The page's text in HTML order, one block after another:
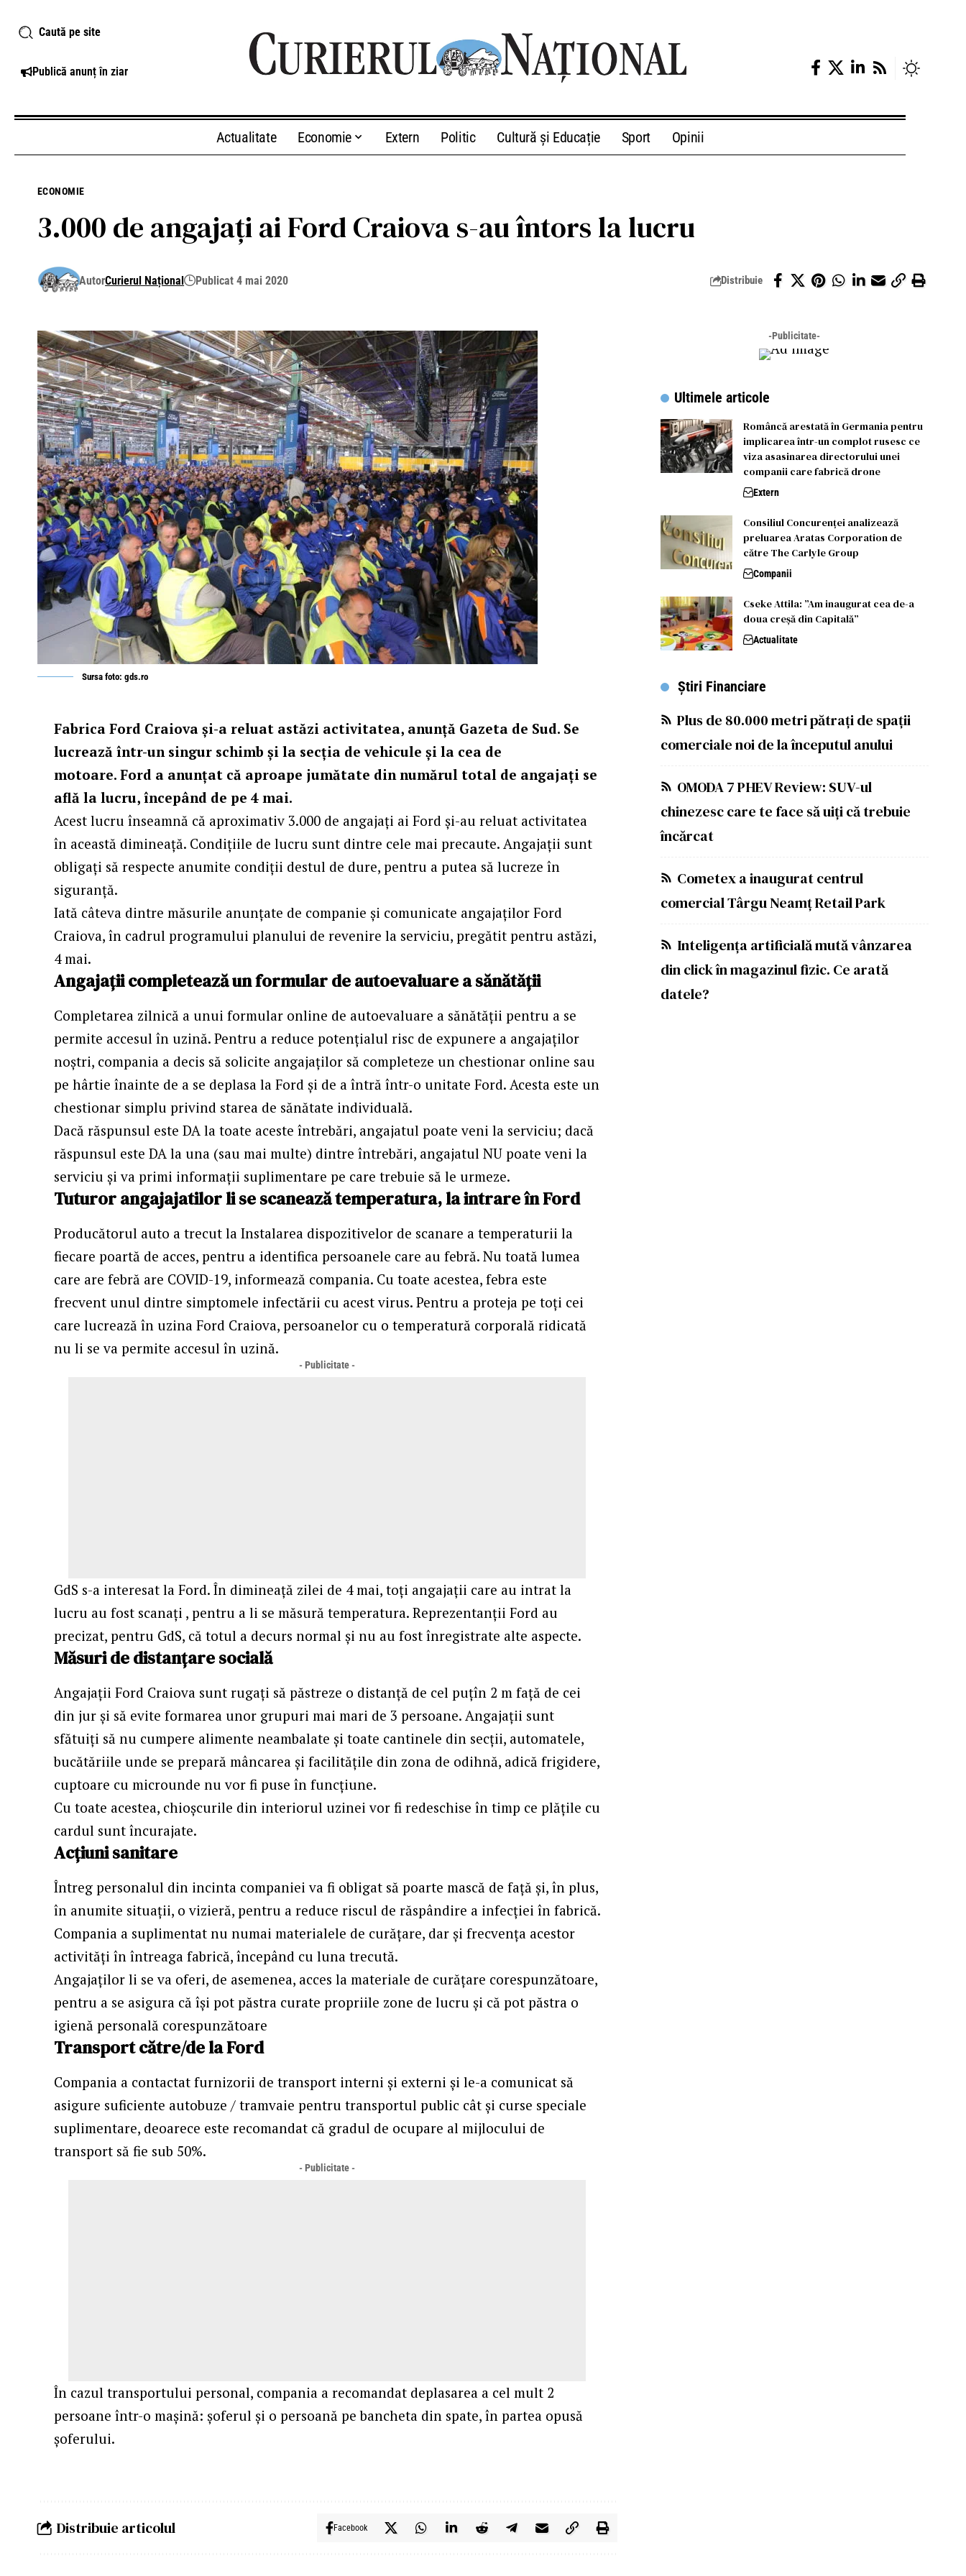
Caută pe site
Publică anunț în ziar
Actualitate Economie Extern Politic Cultură și Educație Sport Opinii
ECONOMIE
3.000 de angajați ai Ford Craiova s-au întors la lucru
AutorCurierul Național Publicat 4 mai 2020 Distribuie
Sursa foto: gds.ro
Fabrica Ford Craiova și-a reluat astăzi activitatea, anunță Gazeta de Sud. Se
lucrează într-un singur schimb și la secția de vehicule și la cea de
motoare. Ford a anunțat că aproape jumătate din numărul total de angajați se
află la lucru, începând de pe 4 mai.
Acest lucru înseamnă că aproximativ 3.000 de angajați ai Ford și-au reluat activitatea
în această dimineață. Condițiile de lucru sunt dintre cele mai precaute. Angajații sunt
obligați să respecte anumite condiții destul de dure, pentru a putea să lucreze în
siguranță.
Iată câteva dintre măsurile anunțate de companie și comunicate angajaților Ford
Craiova, în cadrul programului planului de revenire la serviciu, pregătit pentru astăzi,
4 mai.
Angajații completează un formular de autoevaluare a sănătății
Completarea zilnică a unui formular online de autoevaluare a sănătății pentru a se
permite accesul în uzină. Pentru a reduce potențialul risc de expunere a angajaților
noștri, compania a decis să solicite angajaților să completeze un chestionar online sau
pe hârtie înainte de a se deplasa la Ford și de a întră într-o unitate Ford. Acesta este un
chestionar simplu privind starea de sănătate individuală.
Dacă răspunsul este DA la toate aceste întrebări, angajatul poate veni la serviciu; dacă
răspunsul este DA la una (sau mai multe) dintre întrebări, angajatul NU poate veni la
serviciu și va primi informații suplimentare pe care trebuie să le urmeze.
Tuturor angajajatilor li se scanează temperatura, la intrare în Ford
Producătorul auto a trecut la Instalarea dispozitivelor de scanare a temperaturii la
fiecare poartă de acces, pentru a identifica persoanele care au febră. Nu toată lumea
care are febră are COVID-19, informează compania. Cu toate acestea, febra este
frecvent unul dintre simptomele infectării cu acest virus. Pentru a proteja pe toți cei
care lucrează în uzina Ford Craiova, persoanelor cu o temperatură corporală ridicată
nu li se va permite accesul în uzină.
- Publicitate -
GdS s-a interesat la Ford. În dimineață zilei de 4 mai, toți angajații care au intrat la
lucru au fost scanați , pentru a li se măsură temperatura. Reprezentanții Ford au
precizat, pentru GdS, că totul a decurs normal și nu au fost înregistrate alte aspecte.
Măsuri de distanțare socială
Angajații Ford Craiova sunt rugați să păstreze o distanță de cel puțîn 2 m față de cei
din jur și să evite formarea unor grupuri mai mari de 3 persoane. Angajații sunt
sfătuiți să nu cumpere alimente neambalate și toate cantinele din secții, automatele,
bucătăriile unde se prepară mâncarea și facilitățile din zona de odihnă, adică frigidere,
cuptoare cu microunde nu vor fi puse în funcțiune.
Cu toate acestea, chioșcurile din interiorul uzinei vor fi redeschise în timp ce plățile cu
cardul sunt încurajate.
Acțiuni sanitare
Întreg personalul din incinta companiei va fi obligat să poarte mască de față și, în plus,
în anumite situații, o vizieră, pentru a reduce riscul de răspândire a infecției în fabrică.
Compania a suplimentat nu numai materialele de curățare, dar și frecvența acestor
activități în întreaga fabrică, începând cu luna trecută.
Angajaților li se va oferi, de asemenea, acces la materiale de curățare corespunzătoare,
pentru a se asigura că își pot păstra curate propriile zone de lucru și că pot păstra o
igienă personală corespunzătoare
Transport către/de la Ford
Compania a contactat furnizorii de transport interni și externi și le-a comunicat să
asigure suficiente autobuze / tramvaie pentru transportul public cât și curse speciale
suplimentare, deoarece este recomandat că gradul de ocupare al mijlocului de
transport să fie sub 50%.
- Publicitate -
În cazul transportului personal, compania a recomandat deplasarea a cel mult 2
persoane într-o mașină: șoferul și o persoană pe bancheta din spate, în partea opusă
șoferului.
Distribuie articolul Facebook
-Publicitate-
Ultimele articole
Româncă arestată în Germania pentru
implicarea într-un complot rusesc ce
viza asasinarea directorului unei
companii care fabrică drone
Extern
Consiliul Concurenței analizează
preluarea Aratas Corporation de
către The Carlyle Group
Companii
Cseke Attila: ”Am inaugurat cea de-a
doua creșă din Capitală”
Actualitate
Știri Financiare
Plus de 80.000 metri pătrați de spații
comerciale noi de la începutul anului
OMODA 7 PHEV Review: SUV-ul
chinezesc care te face să uiți că trebuie
încărcat
Cometex a inaugurat centrul
comercial Târgu Neamț Retail Park
Inteligența artificială mută vânzarea
din click în magazinul fizic. Ce arată
datele?